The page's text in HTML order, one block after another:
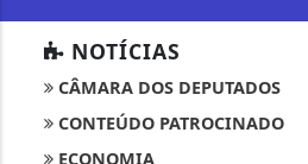
NOTÍCIAS
CÂMARA DOS DEPUTADOS
CONTEÚDO PATROCINADO
ECONOMIA